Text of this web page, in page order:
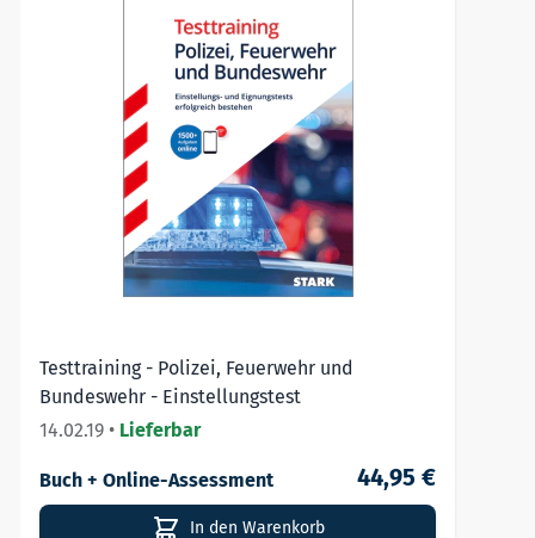
Herausgegeben von derDeutschen
Polizeigewerkschaft (DPolG)
KOSTENLOS TESTEN
Hier geht’s zur kostenlosen Demoversion:
Testtraining - Polizei, Feuerwehr und
Bundeswehr - Einstellungstest
14.02.19 • Lieferbar
Buch + Online-Assessment 44,95 €
In den Warenkorb